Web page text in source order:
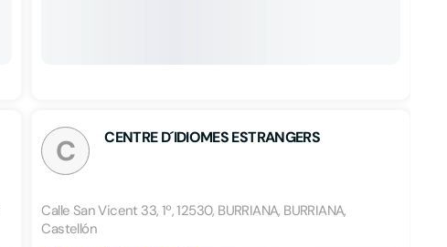
C CENTRE D´IDIOMES ESTRANGERS
Calle San Vicent 33, 1º, 12530, BURRIANA, BURRIANA,
Castellón